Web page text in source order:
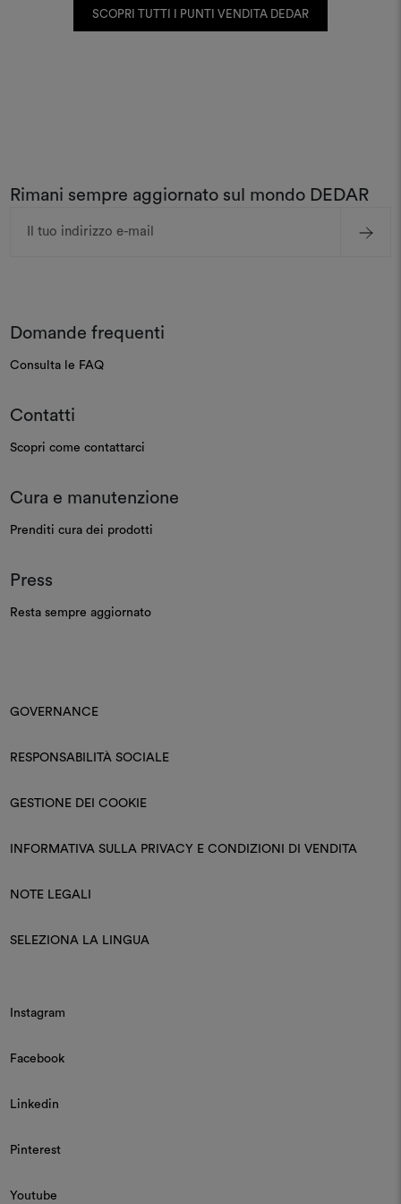
SCOPRI TUTTI I PUNTI VENDITA DEDAR
Rimani sempre aggiornato sul mondo DEDAR
Domande frequenti
Consulta le FAQ
Contatti
Scopri come contattarci
Cura e manutenzione
Prenditi cura dei prodotti
Press
Resta sempre aggiornato
GOVERNANCE
RESPONSABILITÀ SOCIALE
GESTIONE DEI COOKIE
INFORMATIVA SULLA PRIVACY E CONDIZIONI DI VENDITA
NOTE LEGALI
SELEZIONA LA LINGUA
Instagram
Facebook
Linkedin
Pinterest
Youtube